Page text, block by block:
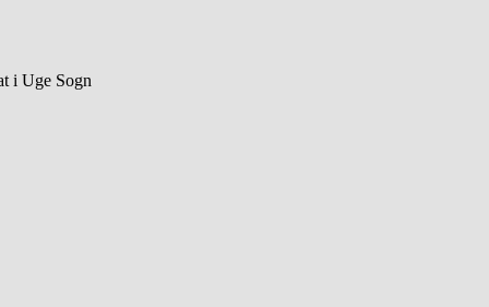
i Uge Sogn